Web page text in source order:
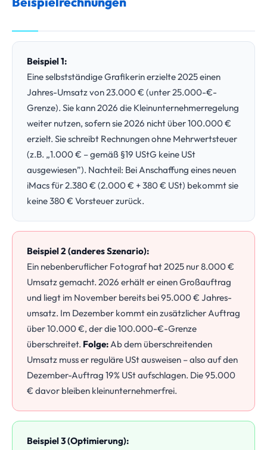
Beispiel 1:
Eine selbstständige Grafikerin erzielte 2025 einen
Jahres-Umsatz von 23.000 € (unter 25.000-€-
Grenze). Sie kann 2026 die Kleinunternehmerregelung
weiter nutzen, sofern sie 2026 nicht über 100.000 €
erzielt. Sie schreibt Rechnungen ohne Mehrwertsteuer
(z.B. „1.000 € – gemäß §19 UStG keine USt
ausgewiesen”). Nachteil: Bei Anschaffung eines neuen
iMacs für 2.380 € (2.000 € + 380 € USt) bekommt sie
keine 380 € Vorsteuer zurück.
Beispiel 2 (anderes Szenario):
Ein nebenberuflicher Fotograf hat 2025 nur 8.000 €
Umsatz gemacht. 2026 erhält er einen Großauftrag
und liegt im November bereits bei 95.000 € Jahres­
umsatz. Im Dezember kommt ein zusätzlicher Auftrag
über 10.000 €, der die 100.000-€-Grenze
überschreitet. Folge:Ab dem überschreitenden
Umsatz muss er reguläre USt ausweisen – also auf den
Dezember-Auftrag 19% USt aufschlagen. Die 95.000
€ davor bleiben kleinunternehmerfrei.
Beispiel 3 (Optimierung):